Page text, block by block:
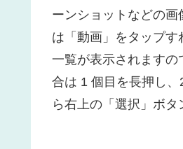
ーンショットなどの
は「動画」をタップ
一覧が表示されます
合は 1 個目を長押し
ら右上の「選択」ボタ